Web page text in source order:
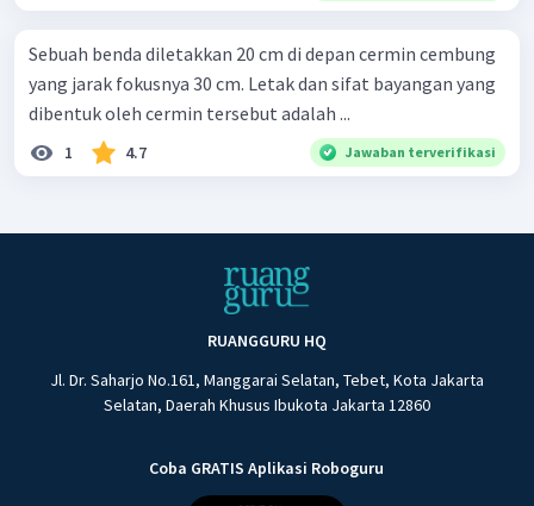
Sebuah benda diletakkan 20 cm di depan cermin cembung
yang jarak fokusnya 30 cm. Letak dan sifat bayangan yang
dibentuk oleh cermin tersebut adalah ...
1 4.7 Jawaban terverifikasi
RUANGGURU HQ
Jl. Dr. Saharjo No.161, Manggarai Selatan, Tebet, Kota Jakarta
Selatan, Daerah Khusus Ibukota Jakarta 12860
Coba GRATIS Aplikasi Roboguru